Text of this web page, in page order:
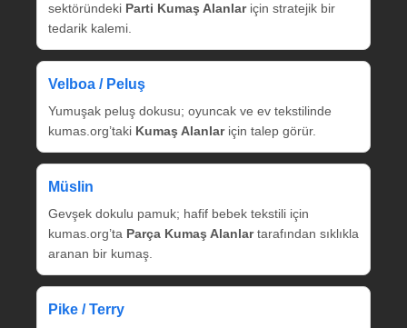
sektöründeki Parti Kumaş Alanlariçin stratejik bir
tedarik kalemi.
Velboa / Peluş
Yumuşak peluş dokusu; oyuncak ve ev tekstilinde
kumas.org’taki Kumaş Alanlariçin talep görür.
Müslin
Gevşek dokulu pamuk; hafif bebek tekstili için
kumas.org’ta Parça Kumaş Alanlartarafından sıklıkla
aranan bir kumaş.
Pike / Terry